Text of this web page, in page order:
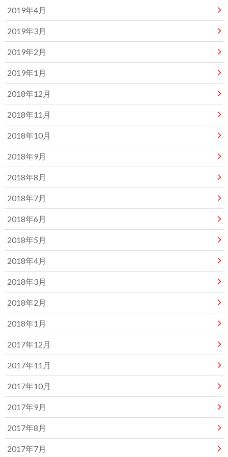
2019年4月
2019年3月
2019年2月
2019年1月
2018年12月
2018年11月
2018年10月
2018年9月
2018年8月
2018年7月
2018年6月
2018年5月
2018年4月
2018年3月
2018年2月
2018年1月
2017年12月
2017年11月
2017年10月
2017年9月
2017年8月
2017年7月